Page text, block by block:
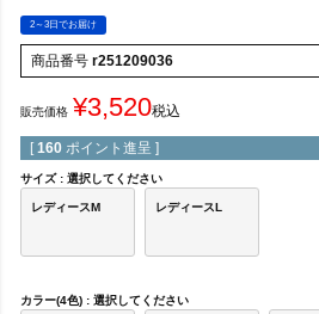
2～3日でお届け
商品番号 r251209036
販売価格 ¥3,520税込
[ 160 ポイント進呈 ]
サイズ 選択してください
レディースM レディースL
カラー(4色) 選択してください